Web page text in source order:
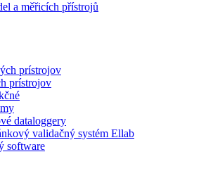
a měřicích přístrojů
prístrojov
prístrojov
dataloggery
validačný systém Ellab
software